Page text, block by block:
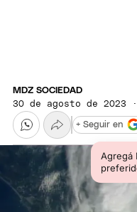
MDZ SOCIEDAD
30 de agosto de 2023
Agregá
+ Seguir en